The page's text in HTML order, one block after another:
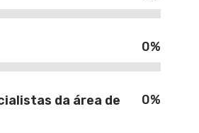
0%
da área de
0%